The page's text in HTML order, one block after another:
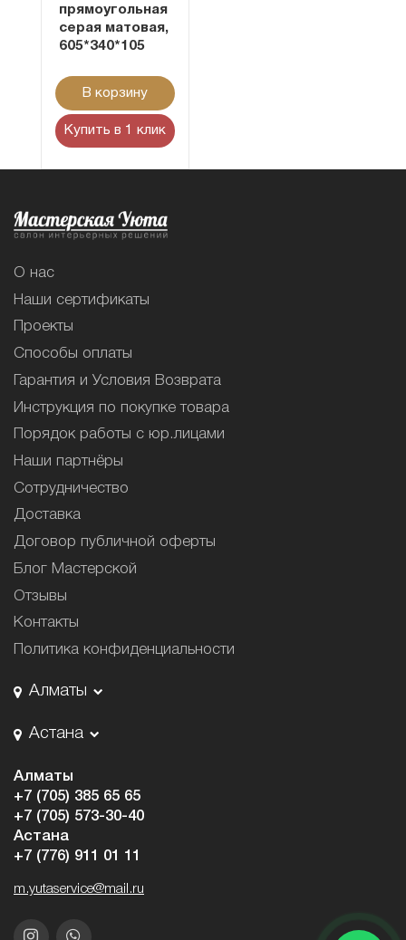
прямоугольная
серая матовая,
605*340*105
В корзину
Купить в 1 клик
О нас
Наши сертификаты
Проекты
Способы оплаты
Гарантия и Условия Возврата
Инструкция по покупке товара
Порядок работы с юр.лицами
Наши партнёры
Сотрудничество
Доставка
Договор публичной оферты
Блог Мастерской
Отзывы
Контакты
Политика конфиденциальности
Алматы
Астана
Алматы
+7 (705) 385 65 65
+7 (705) 573-30-40
Астана
+7 (776) 911 01 11
m.yutaservice@mail.ru